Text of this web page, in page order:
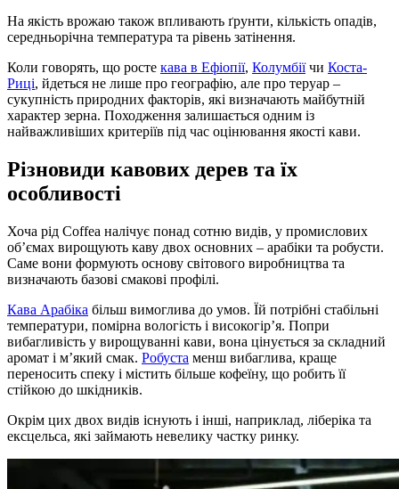
На якість врожаю також впливають ґрунти, кількість опадів,
середньорічна температура та рівень затінення.
Коли говорять, що росте кава в Ефіопії, Колумбіїчи Коста-
Риці, йдеться не лише про географію, але про теруар –
сукупність природних факторів, які визначають майбутній
характер зерна. Походження залишається одним із
найважливіших критеріїв під час оцінювання якості кави.
Різновиди кавових дерев та їх
особливості
Хоча рід Coffea налічує понад сотню видів, у промислових
об’ємах вирощують каву двох основних – арабіки та робусти.
Саме вони формують основу світового виробництва та
визначають базові смакові профілі.
Кава Арабіка більш вимоглива до умов. Їй потрібні стабільні
температури, помірна вологість і високогір’я. Попри
вибагливість у вирощуванні кави, вона цінується за складний
аромат і м’який смак. Робуста менш вибаглива, краще
переносить спеку і містить більше кофеїну, що робить її
стійкою до шкідників.
Окрім цих двох видів існують і інші, наприклад, ліберіка та
ексцельса, які займають невелику частку ринку.